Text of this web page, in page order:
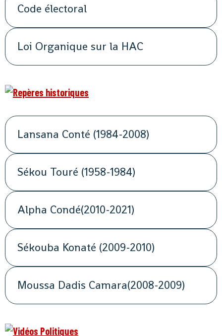
Code électoral
Loi Organique sur la HAC
Lansana Conté (1984-2008)
Sékou Touré (1958-1984)
Alpha Condé(2010-2021)
Sékouba Konaté (2009-2010)
Moussa Dadis Camara(2008-2009)